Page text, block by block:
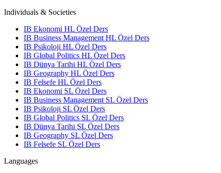
Individuals & Societies
IB Ekonomi HL Özel Ders
IB Business Management HL Özel Ders
IB Psikoloji HL Özel Ders
IB Global Politics HL Özel Ders
IB Dünya Tarihi HL Özel Ders
IB Geography HL Özel Ders
IB Felsefe HL Özel Ders
IB Ekonomi SL Özel Ders
IB Business Management SL Özel Ders
IB Psikoloji SL Özel Ders
IB Global Politics SL Özel Ders
IB Dünya Tarihi SL Özel Ders
IB Geography SL Özel Ders
IB Felsefe SL Özel Ders
Languages